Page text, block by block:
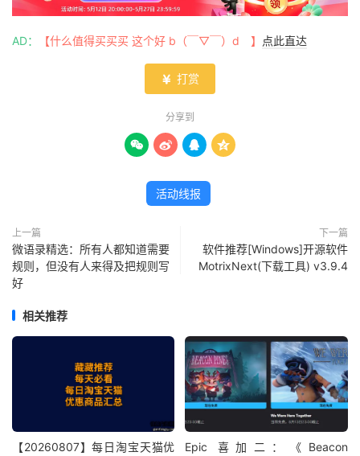
AD： 【什么值得买买买 这个好 b（￣▽￣）d 】 点此直达
 打赏
分享到
   
活动线报
上一篇
微语录精选：所有人都知道需要
规则，但没有人来得及把规则写
好
下一篇
软件推荐[Windows]开源软件
MotrixNext(下载工具) v3.9.4
相关推荐
【20260807】每日淘宝天猫优
Epic 喜加二：《Beacon